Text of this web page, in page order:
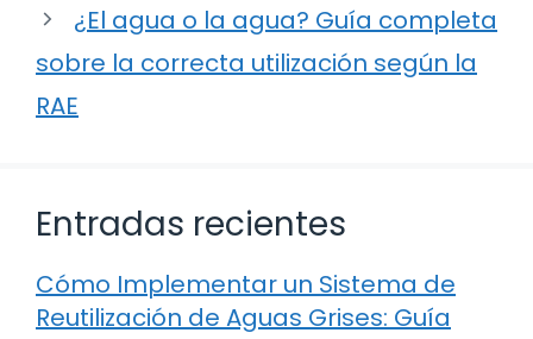
¿El agua o la agua? Guía completa
sobre la correcta utilización según la
RAE
Entradas recientes
Cómo Implementar un Sistema de
Reutilización de Aguas Grises: Guía